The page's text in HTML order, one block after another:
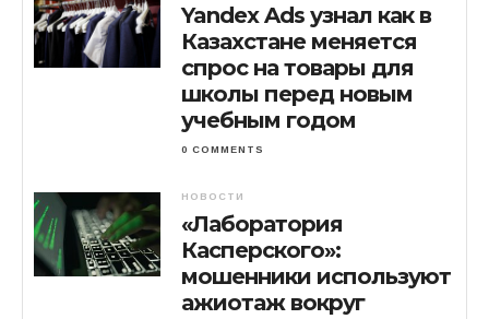
Yandex Ads узнал как в
Казахстане меняется
спрос на товары для
школы перед новым
учебным годом
0 COMMENTS
НОВОСТИ
«Лаборатория
Касперского»:
мошенники используют
ажиотаж вокруг